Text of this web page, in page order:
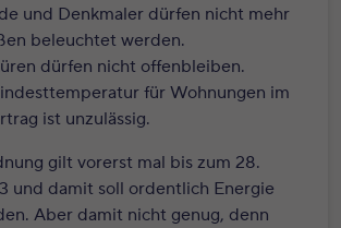
und Denkmaler dürfen nicht mehr
beleuchtet werden.
dürfen nicht offenbleiben.
für Wohnungen im
ist unzulässig.
gilt vorerst mal bis zum 28.
und damit soll ordentlich Energie
Aber damit nicht genug, denn